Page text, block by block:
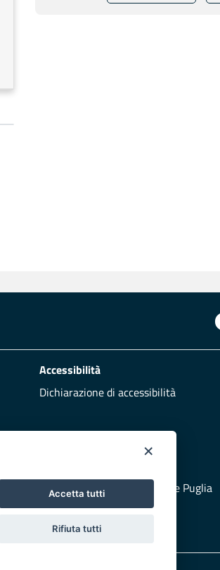
Accessibilità
Dichiarazione di accessibilità
Vai al sito di Protezione Civile Puglia
×
Accetta tutti
Rifiuta tutti